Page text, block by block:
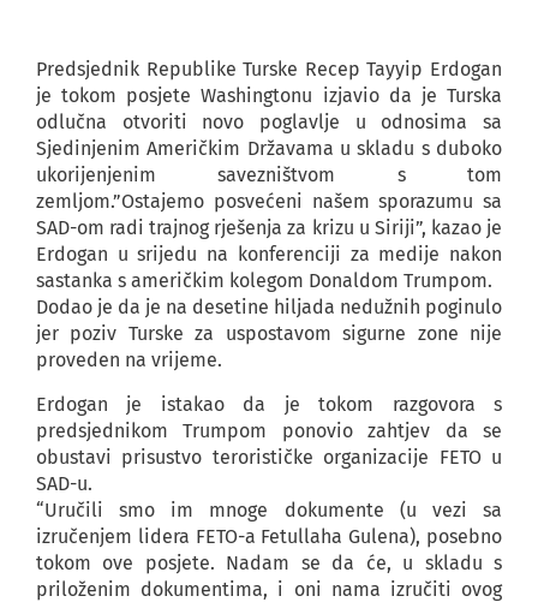
Predsjednik Republike Turske Recep Tayyip Erdogan
je tokom posjete Washingtonu izjavio da je Turska
odlučna otvoriti novo poglavlje u odnosima sa
Sjedinjenim Američkim Državama u skladu s duboko
ukorijenjenim savezništvom s tom
zemljom.”Ostajemo posvećeni našem sporazumu sa
SAD-om radi trajnog rješenja za krizu u Siriji”, kazao je
Erdogan u srijedu na konferenciji za medije nakon
sastanka s američkim kolegom Donaldom Trumpom.
Dodao je da je na desetine hiljada nedužnih poginulo
jer poziv Turske za uspostavom sigurne zone nije
proveden na vrijeme.
Erdogan je istakao da je tokom razgovora s
predsjednikom Trumpom ponovio zahtjev da se
obustavi prisustvo terorističke organizacije FETO u
SAD-u.
“Uručili smo im mnoge dokumente (u vezi sa
izručenjem lidera FETO-a Fetullaha Gulena), posebno
tokom ove posjete. Nadam se da će, u skladu s
priloženim dokumentima, i oni nama izručiti ovog